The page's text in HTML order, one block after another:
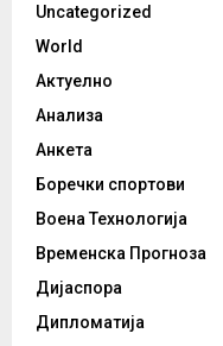
Uncategorized
World
Актуелно
Анализа
Анкета
Боречки спортови
Воена Технологија
Временска Прогноза
Дијаспора
Дипломатија